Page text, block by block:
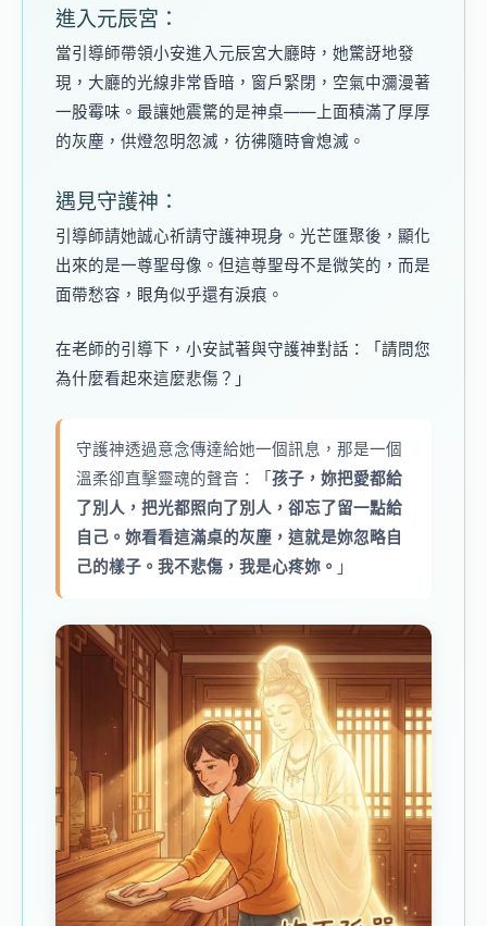
進入元辰宮：
當引導師帶領小安進入元辰宮大廳時，她驚訝地發
現，大廳的光線非常昏暗，窗戶緊閉，空氣中瀰漫著
一股霉味。最讓她震驚的是神桌——上面積滿了厚厚
的灰塵，供燈忽明忽滅，彷彿隨時會熄滅。
遇見守護神：
引導師請她誠心祈請守護神現身。光芒匯聚後，顯化
出來的是一尊聖母像。但這尊聖母不是微笑的，而是
面帶愁容，眼角似乎還有淚痕。
在老師的引導下，小安試著與守護神對話：「請問您
為什麼看起來這麼悲傷？」
守護神透過意念傳達給她一個訊息，那是一個
溫柔卻直擊靈魂的聲音：「 孩子，妳把愛都給
了別人，把光都照向了別人，卻忘了留一點給
自己。妳看看這滿桌的灰塵，這就是妳忽略自
己的樣子。我不悲傷，我是心疼妳。 」